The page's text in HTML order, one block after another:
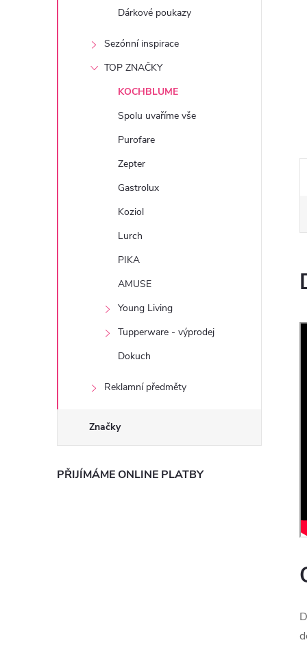
Dárkové poukazy
Sezónní inspirace
TOP ZNAČKY
KOCHBLUME
Spolu uvaříme vše
Purofare
Zepter
Gastrolux
Koziol
Lurch
PIKA
AMUSE
Young Living
Tupperware - výprodej
Dokuch
Reklamní předměty
Značky
PŘIJÍMÁME ONLINE PLATBY